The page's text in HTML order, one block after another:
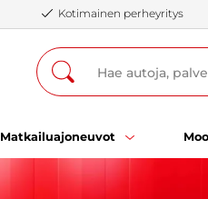
Kotimainen perheyritys
Matkailuajoneuvot